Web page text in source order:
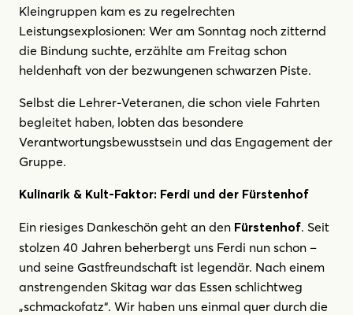
Kleingruppen kam es zu regelrechten
Leistungsexplosionen: Wer am Sonntag noch zitternd
die Bindung suchte, erzählte am Freitag schon
heldenhaft von der bezwungenen schwarzen Piste.
Selbst die Lehrer-Veteranen, die schon viele Fahrten
begleitet haben, lobten das besondere
Verantwortungsbewusstsein und das Engagement der
Gruppe.
Kulinarik & Kult-Faktor: Ferdi und der Fürstenhof
Ein riesiges Dankeschön geht an den Fürstenhof. Seit
stolzen 40 Jahren beherbergt uns Ferdi nun schon –
und seine Gastfreundschaft ist legendär. Nach einem
anstrengenden Skitag war das Essen schlichtweg
„schmackofatz“. Wir haben uns einmal quer durch die